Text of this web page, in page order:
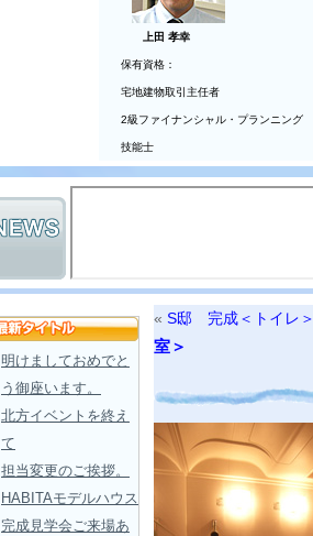
上田 孝幸
保有資格：
宅地建物取引主任者
2級ファイナンシャル・プランニング
技能士
明けましておめでと
う御座います。
北方イベントを終え
て
担当変更のご挨拶。
HABITAモデルハウス
完成見学会ご来場あ
« S邸 完成＜トイレ＞
室＞